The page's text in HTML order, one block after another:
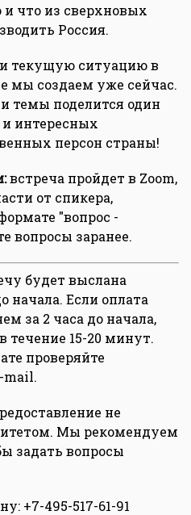
что из сверхновых
Россия.
текущую ситуацию в
мы создаем уже сейчас.
темы поделится один
интересных
персон страны!
встреча пройдет в Zoom,
от спикера,
"вопрос -
вопросы заранее.
будет выслана
начала. Если оплата
за 2 часа до начала,
течение 15-20 минут.
проверяйте
mail.
не
Мы рекомендуем
задать вопросы
+7-495-517-61-91